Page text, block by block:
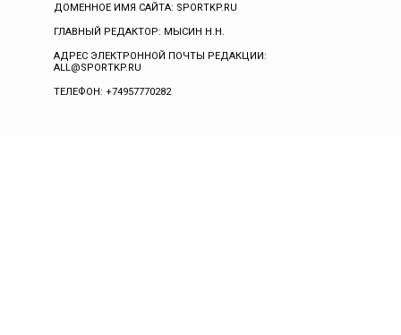
ДОМЕННОЕ ИМЯ САЙТА: SPORTKP.RU
ГЛАВНЫЙ РЕДАКТОР: МЫСИН Н.Н.
АДРЕС ЭЛЕКТРОННОЙ ПОЧТЫ РЕДАКЦИИ:
ALL@SPORTKP.RU
ТЕЛЕФОН: +74957770282